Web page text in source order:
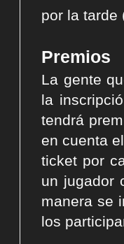
por la tarde
Premios
La gente
la
tendrá
en cuenta
ticket por
un jugador
manera se
los